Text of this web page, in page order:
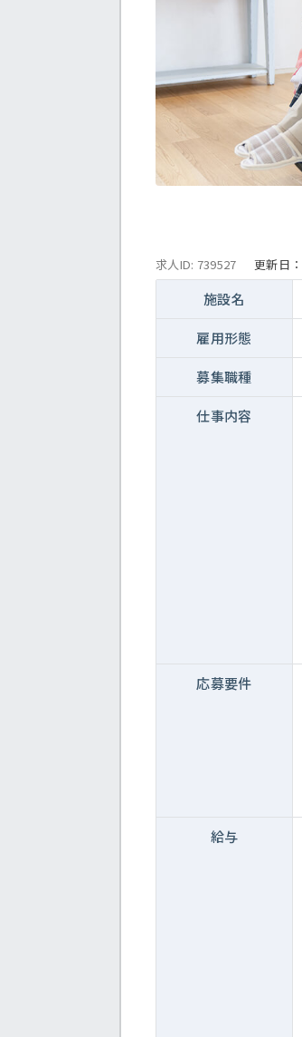
求人ID: 739527 更新日：
施設名
雇用形態
募集職種
仕事内容
応募要件
給与